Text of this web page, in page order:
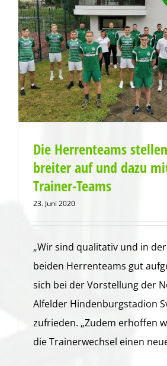
Die Herrenteams
breiter auf und dazu
Trainer-Teams
23. Juni 2020
„Wir sind qualitativ und in
beiden Herrenteams gut
sich bei der Vorstellung der
Alfelder Hindenburgstadion
zufrieden. „Zudem erhoffen
die Trainerwechsel einen